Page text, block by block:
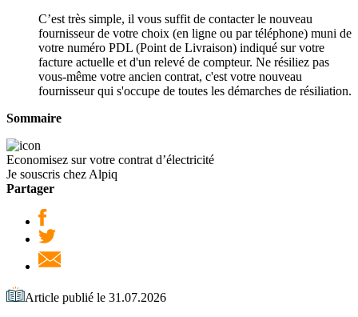
C’est très simple, il vous suffit de contacter le nouveau
fournisseur de votre choix (en ligne ou par téléphone) muni de
votre numéro PDL (Point de Livraison) indiqué sur votre
facture actuelle et d'un relevé de compteur. Ne résiliez pas
vous-même votre ancien contrat, c'est votre nouveau
fournisseur qui s'occupe de toutes les démarches de résiliation.
Sommaire
Economisez sur votre contrat d’électricité
Je souscris chez Alpiq
Partager
Article publié le 31.07.2026